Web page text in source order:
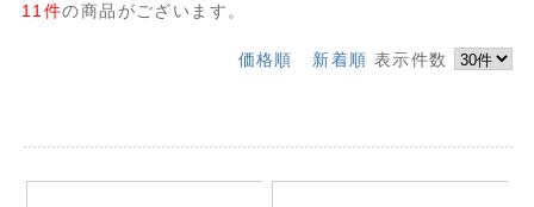
11件の商品がございます。
価格順 新着順 表示件数